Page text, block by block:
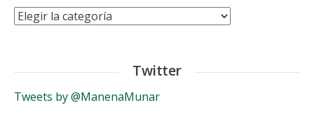
Categorías
Twitter
Tweets by @ManenaMunar